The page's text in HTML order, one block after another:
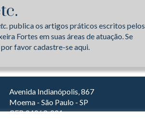
publica os artigos práticos escritos pelos
Fortes em suas áreas de atuação. Se
favor cadastre-se aqui.
Avenida Indianópolis, 867
Moema - São Paulo - SP
CEP 04063-001